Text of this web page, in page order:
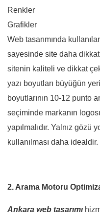
Renkler
Grafikler
Web tasarımında
sayesinde site daha
sitenin kaliteli ve dikkat
yazı boyutları büyüğün
boyutlarının 10-12 punto
seçiminde markanın
yapılmalıdır. Yalnız gözü
kullanılması daha idealdir.
2. Arama Motoru
Ankara web tasarımı